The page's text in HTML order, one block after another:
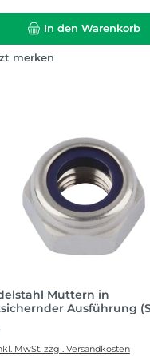
In den Warenkorb
merken
Muttern in
Ausführung
Preis:
MwSt. zzgl. Versandkosten